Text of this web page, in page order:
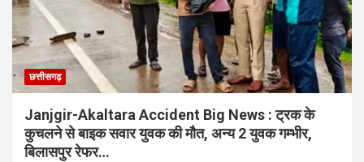
छत्तीसगढ़
Janjgir-Akaltara Accident Big News : ट्रक के
कुचलने से बाइक सवार युवक की मौत, अन्य 2 युवक गम्भीर,
बिलासपुर रेफर…